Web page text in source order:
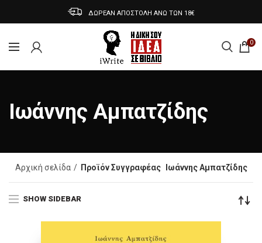
ΔΩΡΕΑΝ ΑΠΟΣΤΟΛΗ ΑΝΩ ΤΩΝ 18€
0
Ιωάννης Αμπατζίδης
Αρχική σελίδα Προϊόν Συγγραφέας Ιωάννης Αμπατζίδης
SHOW SIDEBAR